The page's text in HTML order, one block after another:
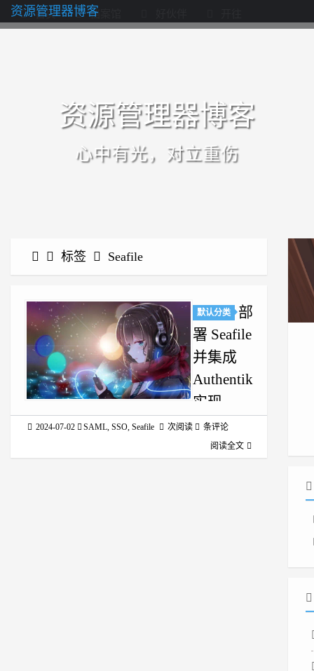
首页 档案馆
资源管理器博客
资源管理器博客
心中有光，对立重伤
标签 Seafile
默认分类
部
署 Seafile
并集成
Authentik
实现
SAML 单
点登录
2024-07-02 SAML,SSO,Seafile 次阅读
条评论
阅读全文